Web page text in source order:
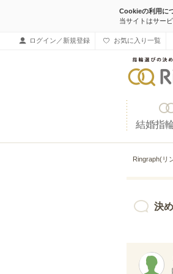
Cookieの利用に
当サイトはサー
ログイン／新規登録 お気に入り一覧
結婚指
Ringraph(リ
決め